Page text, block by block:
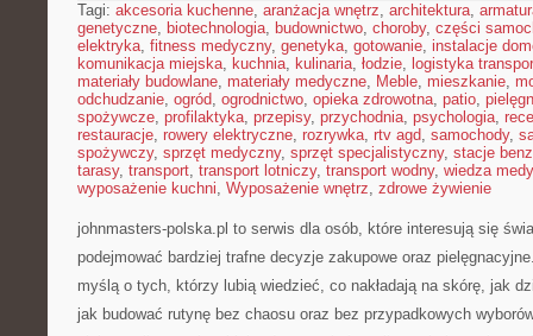
Tagi: akcesoria kuchenne, aranżacja wnętrz, architektura,
genetyczne, biotechnologia, budownictwo, choroby, części
elektryka, fitness medyczny, genetyka, gotowanie, instalacje
komunikacja miejska, kuchnia, kulinaria, łodzie, logistyka
materiały budowlane, materiały medyczne, Meble, mieszkanie,
odchudzanie, ogród, ogrodnictwo, opieka zdrowotna, patio,
spożywcze, profilaktyka, przepisy, przychodnia, psychologia,
restauracje, rowery elektryczne, rozrywka, rtv agd, samochody,
spożywczy, sprzęt medyczny, sprzęt specjalistyczny, stacje
tarasy, transport, transport lotniczy, transport wodny, wiedza
wyposażenie kuchni, Wyposażenie wnętrz, zdrowe żywienie
johnmasters-polska.pl to serwis dla osób, które interesują się
podejmować bardziej trafne decyzje zakupowe oraz
myślą o tych, którzy lubią wiedzieć, co nakładają na skórę, jak
jak budować rutynę bez chaosu oraz bez przypadkowych